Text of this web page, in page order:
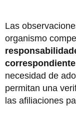
Las
organismo
necesidad de
permitan una
las afiliaciones